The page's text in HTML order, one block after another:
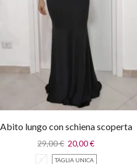
Abito lungo con schiena scoperta
29,00€ 20,00€
S TAGLIA UNICA